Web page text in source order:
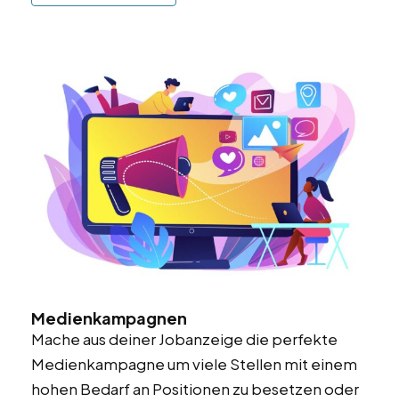
Medienkampagnen
Mache aus deiner Jobanzeige die perfekte
Medienkampagne um viele Stellen mit einem
hohen Bedarf an Positionen zu besetzen oder